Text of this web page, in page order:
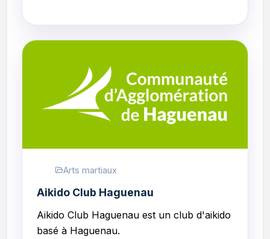
Arts martiaux
Aikido Club Haguenau
Aikido Club Haguenau est un club d'aikido
basé à Haguenau.